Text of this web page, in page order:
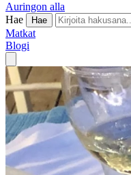
Auringon alla
Hae
Hae
Matkat
Blogi